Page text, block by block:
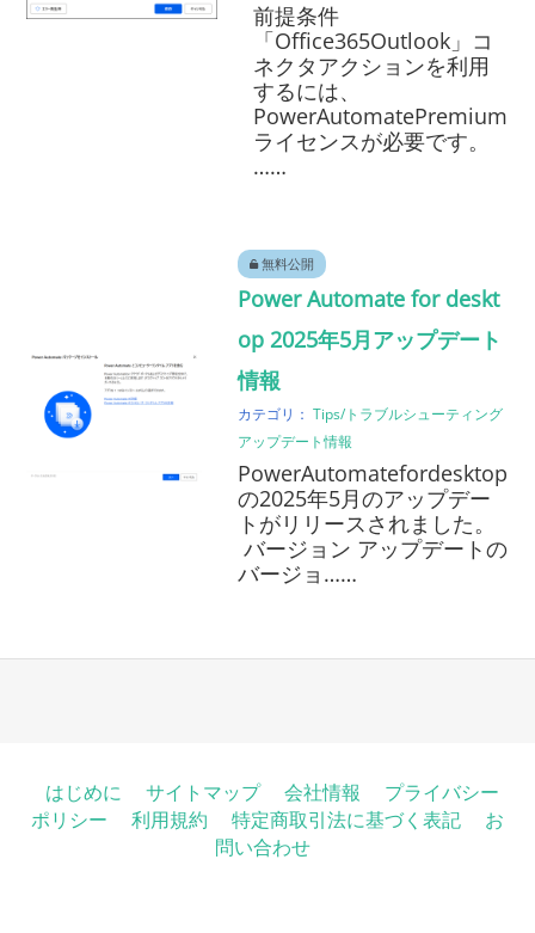
前提条件
「Office365Outlook」コ
ネクタアクションを利用
するには、
PowerAutomatePremium
ライセンスが必要です。
……
無料公開
Power Automate for deskt
op 2025年5月アップデート
情報
カテゴリ：Tips/トラブルシューティング
アップデート情報
PowerAutomatefordesktop
の2025年5月のアップデー
トがリリースされました。
バージョン アップデートの
バージョ……
はじめに サイトマップ 会社情報
プライバシー
ポリシー
利用規約 特定商取引法に基づく表記
お
問い合わせ